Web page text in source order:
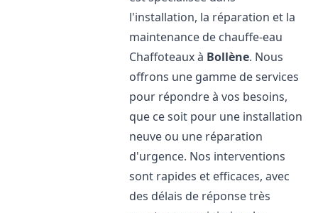
l'installation, la réparation et la
maintenance de chauffe-eau
Chaffoteaux à Bollène. Nous
offrons une gamme de services
pour répondre à vos besoins,
que ce soit pour une installation
neuve ou une réparation
d'urgence. Nos interventions
sont rapides et efficaces, avec
des délais de réponse très